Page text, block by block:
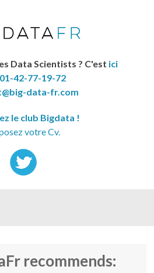
Data Scientists ? C'est ici
01-42-77-19-72
data-fr.com
le club Bigdata !
votre Cv.
recommends: